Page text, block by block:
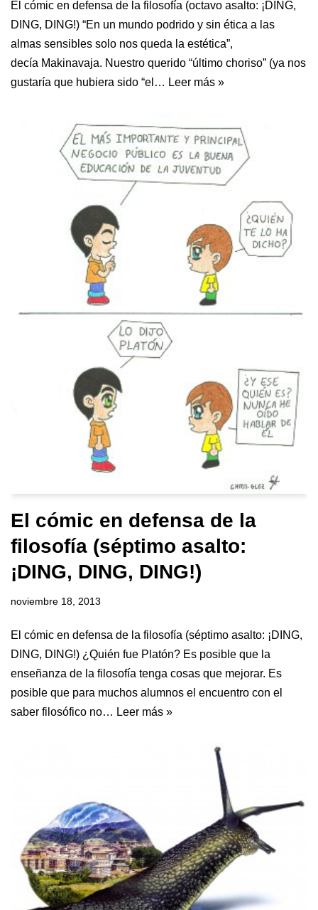
El cómic en defensa de la filosofía (octavo asalto: ¡DING,
DING, DING!) “En un mundo podrido y sin ética a las
almas sensibles solo nos queda la estética”,
decía Makinavaja. Nuestro querido “último choriso” (ya nos
gustaría que hubiera sido “el… Leer más »
El cómic en defensa de la
filosofía (séptimo asalto:
¡DING, DING, DING!)
noviembre 18, 2013
El cómic en defensa de la filosofía (séptimo asalto: ¡DING,
DING, DING!) ¿Quién fue Platón? Es posible que la
enseñanza de la filosofía tenga cosas que mejorar. Es
posible que para muchos alumnos el encuentro con el
saber filosófico no… Leer más »